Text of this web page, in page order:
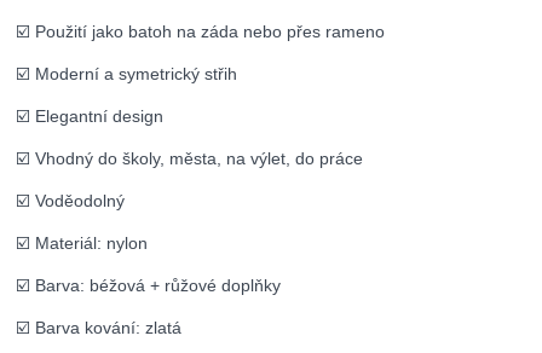
☑️ Použití jako batoh na záda nebo přes rameno
☑️ Moderní a symetrický střih
☑️ Elegantní design
☑️ Vhodný do školy, města, na výlet, do práce
☑️ Voděodolný
☑️ Materiál: nylon
☑️ Barva: béžová + růžové doplňky
☑️ Barva kování: zlatá